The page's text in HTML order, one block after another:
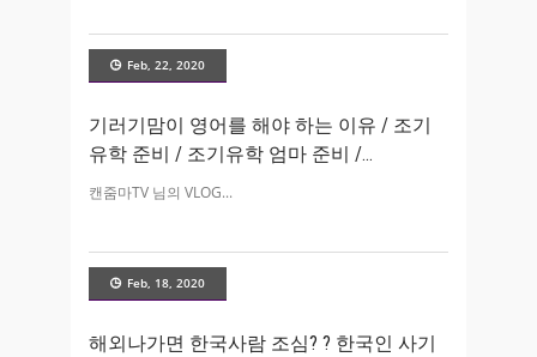
Feb, 22, 2020
기러기맘이 영어를 해야 하는 이유 / 조기
유학 준비 / 조기유학 엄마 준비 /
캔줌마TV 님의 VLOG
Feb, 18, 2020
해외나가면 한국사람 조심? ? 한국인 사기